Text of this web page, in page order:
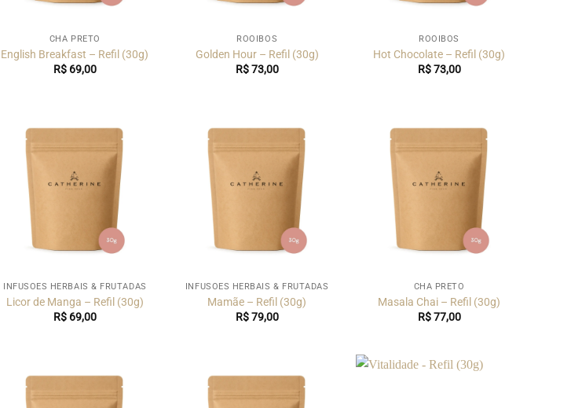
CHÁ PRETO
English Breakfast – Refil (30g)
R$69,00
ROOIBOS
Golden Hour – Refil (30g)
R$73,00
ROOIBOS
Hot Chocolate – Refil (30g)
R$73,00
INFUSÕES HERBAIS & FRUTADAS
Licor de Manga – Refil (30g)
R$69,00
INFUSÕES HERBAIS & FRUTADAS
Mamãe – Refil (30g)
R$79,00
CHÁ PRETO
Masala Chai – Refil (30g)
R$77,00